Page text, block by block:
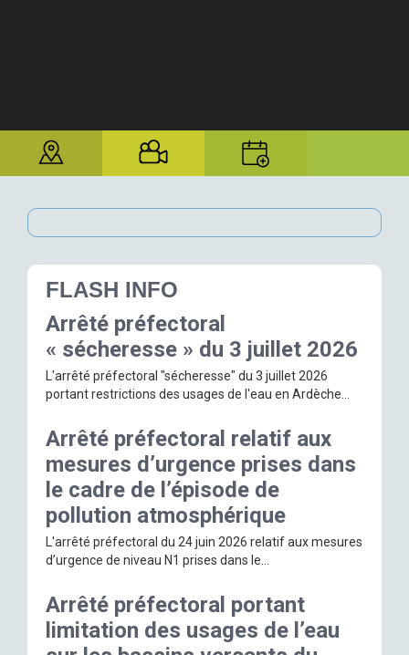
FLASH INFO
Arrêté préfectoral
« sécheresse » du 3 juillet 2026
L'arrêté préfectoral "sécheresse" du 3 juillet 2026
portant restrictions des usages de l'eau en Ardèche...
Arrêté préfectoral relatif aux
mesures d’urgence prises dans
le cadre de l’épisode de
pollution atmosphérique
L'arrêté préfectoral du 24 juin 2026 relatif aux mesures
d’urgence de niveau N1 prises dans le...
Arrêté préfectoral portant
limitation des usages de l’eau